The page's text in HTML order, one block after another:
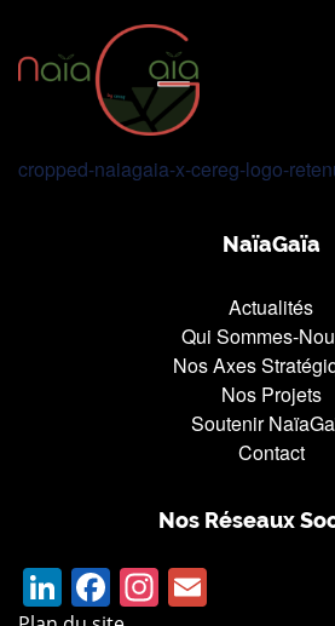
cropped-naiagaia-x-cereg-logo-
NaïaGaïa
Actualités
Qui Sommes-
Nos Axes
Nos Projets
Soutenir
Contact
Nos Réseaux
LinkedIn
Facebook
Instagram